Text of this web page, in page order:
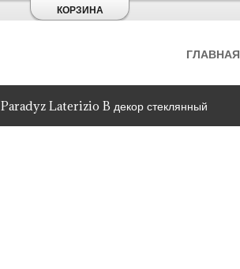
КОРЗИНА
ГЛАВНАЯ
Paradyz Laterizio B декор стеклянный